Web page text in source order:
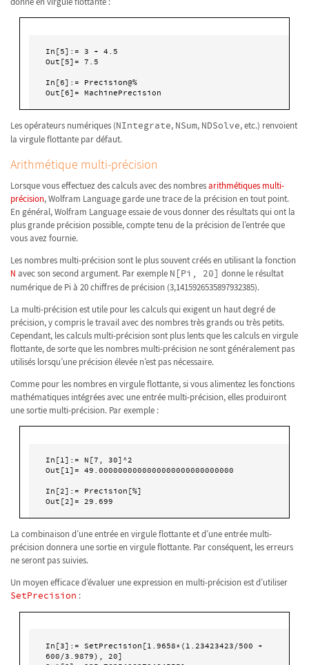
In[5]:= 3 + 4.5
Out[5]= 7.5
In[6]:= Precision@%
Out[6]= MachinePrecision
Les opérateurs numériques (NIntegrate, NSum, NDSolve, etc.) renvoient
la virgule flottante par défaut.
Arithmétique multi-précision
Lorsque vous effectuez des calculs avec des nombresarithmétiques multi-
précision, Wolfram Language garde une trace de la précision en tout point.
En général, Wolfram Language essaie de vous donner des résultats qui ont la
plus grande précision possible, compte tenu de la précision de l’entrée que
vous avez fournie.
Les nombres multi-précision sont le plus souvent créés en utilisant la fonction
N avec son second argument. Par exemple N[Pi, 20] donne le résultat
numérique de Pi à 20 chiffres de précision (3,1415926535897932385).
La multi-précision est utile pour les calculs qui exigent un haut degré de
précision, y compris le travail avec des nombres très grands ou très petits.
Cependant, les calculs multi-précision sont plus lents que les calculs en virgule
flottante, de sorte que les nombres multi-précision ne sont généralement pas
utilisés lorsqu’une précision élevée n’est pas nécessaire.
Comme pour les nombres en virgule flottante, si vous alimentez les fonctions
mathématiques intégrées avec une entrée multi-précision, elles produiront
une sortie multi-précision. Par exemple :
In[1]:= N[7, 30]^2
Out[1]= 49.0000000000000000000000000000
In[2]:= Precision[%]
Out[2]= 29.699
La combinaison d’une entrée en virgule flottante et d’une entrée multi-
précision donnera une sortie en virgule flottante. Par conséquent, les erreurs
ne seront pas suivies.
Un moyen efficace d’évaluer une expression en multi-précision est d’utiliser
SetPrecision :
In[3]:= SetPrecision[1.9658*(1.23423423/500 +
600/3.9879), 20]